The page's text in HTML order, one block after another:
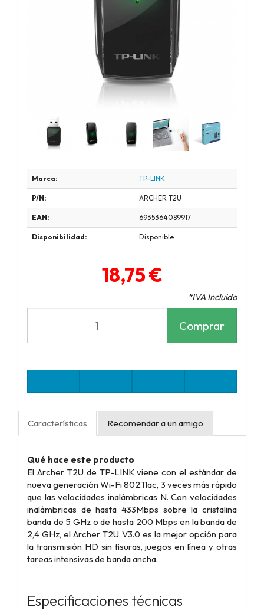
Marca: TP-LINK
P/N: ARCHER T2U
EAN: 6935364089917
Disponibilidad: Disponible
18,75 €
*IVA Incluido
Comprar
Características Recomendar a un amigo
Qué hace este producto
El Archer T2U de TP-LINK viene con el estándar de
nueva generación Wi-Fi 802.11ac, 3 veces más rápido
que las velocidades inalámbricas N. Con velocidades
inalámbricas de hasta 433Mbps sobre la cristalina
banda de 5 GHz o de hasta 200 Mbps en la banda de
2,4 GHz, el Archer T2U V3.0 es la mejor opción para
la transmisión HD sin fisuras, juegos en línea y otras
tareas intensivas de banda ancha.
Especificaciones técnicas